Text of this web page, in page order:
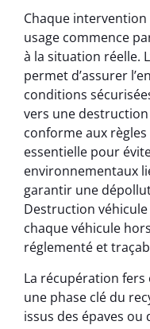
Chaque
usage commence
à la situation réelle.
permet d’assurer
conditions
vers une destruction
conforme aux
essentielle pour
environnementaux
garantir une
Destruction
chaque véhicule
réglementé et
La récupération
une phase clé du
issus des épaves